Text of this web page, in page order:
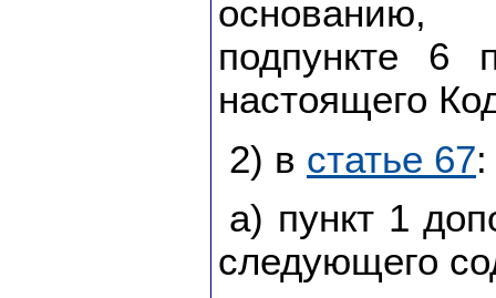
подпункте 6
настоящего
2) в статье 67:
а) пункт 1
следующего